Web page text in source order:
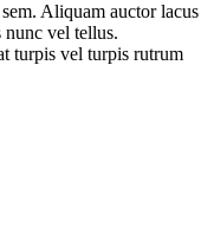
Aliquam auctor lacus
nunc vel tellus.
turpis vel turpis rutrum